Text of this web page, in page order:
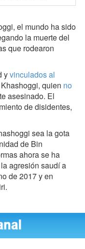
el mundo ha sido
la muerte del
que rodearon
yvinculados al
quien no
asesinado. El
de disidentes,
sea la gota
de Bin
ahora se ha
agresión saudí a
de 2017 y en